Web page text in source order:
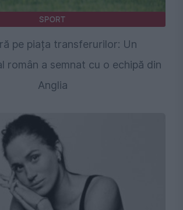
SPORT
pe piața transferurilor: Un
român a semnat cu o echipă din
Anglia